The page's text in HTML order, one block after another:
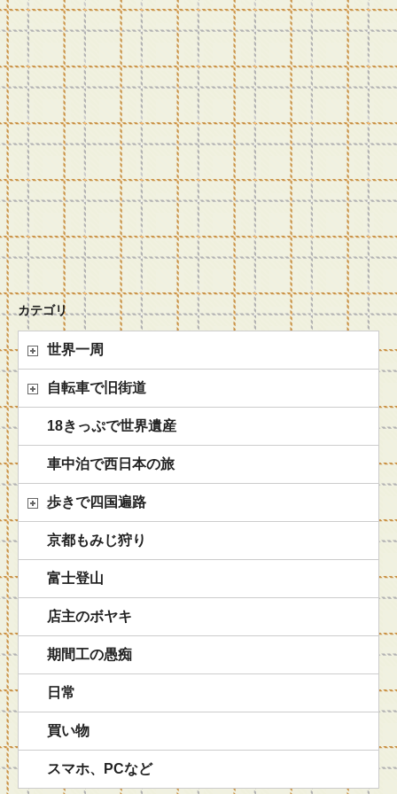
カテゴリ
世界一周
自転車で旧街道
18きっぷで世界遺産
車中泊で西日本の旅
歩きで四国遍路
京都もみじ狩り
富士登山
店主のボヤキ
期間工の愚痴
日常
買い物
スマホ、PCなど